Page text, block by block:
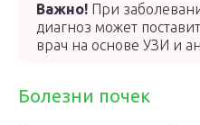
Важно! При
диагноз может
врач на основе УЗИ и
Болезни почек